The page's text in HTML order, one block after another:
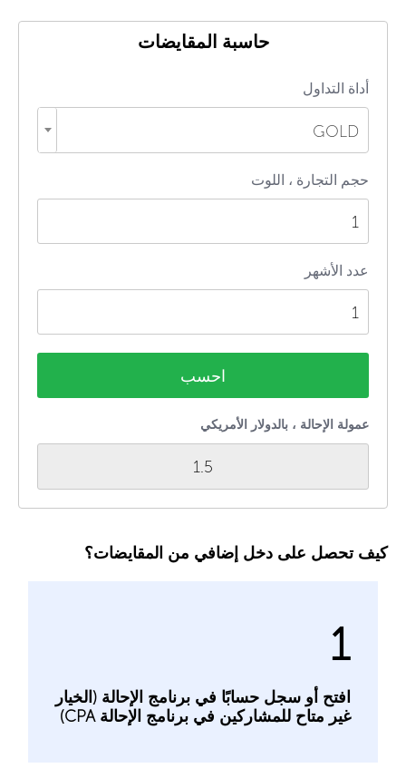
حاسبة المقايضات
أداة التداول
GOLD
حجم التجارة ، اللوت
عدد الأشهر
احسب
عمولة الإحالة ، بالدولار الأمريكي
1.5
كيف تحصل على دخل إضافي من المقايضات؟
1
افتح أو سجل حسابًا في برنامج الإحالة (الخيار
غير متاح للمشاركين في برنامج الإحالة CPA)